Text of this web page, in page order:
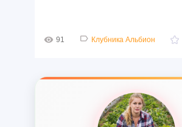
91 Клубника Альбион